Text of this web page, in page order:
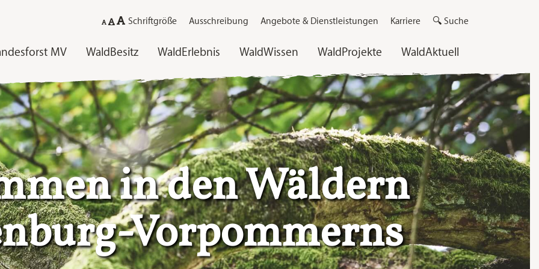
MV WaldBesitz WaldErlebnis WaldWissen WaldProjekte WaldAktuell
🔍 Suche
Karriere
Angebote & Dienstleistungen
Ausschreibung
Schriftgröße
Landesforst MV
in den Wäldern
Vorpommerns